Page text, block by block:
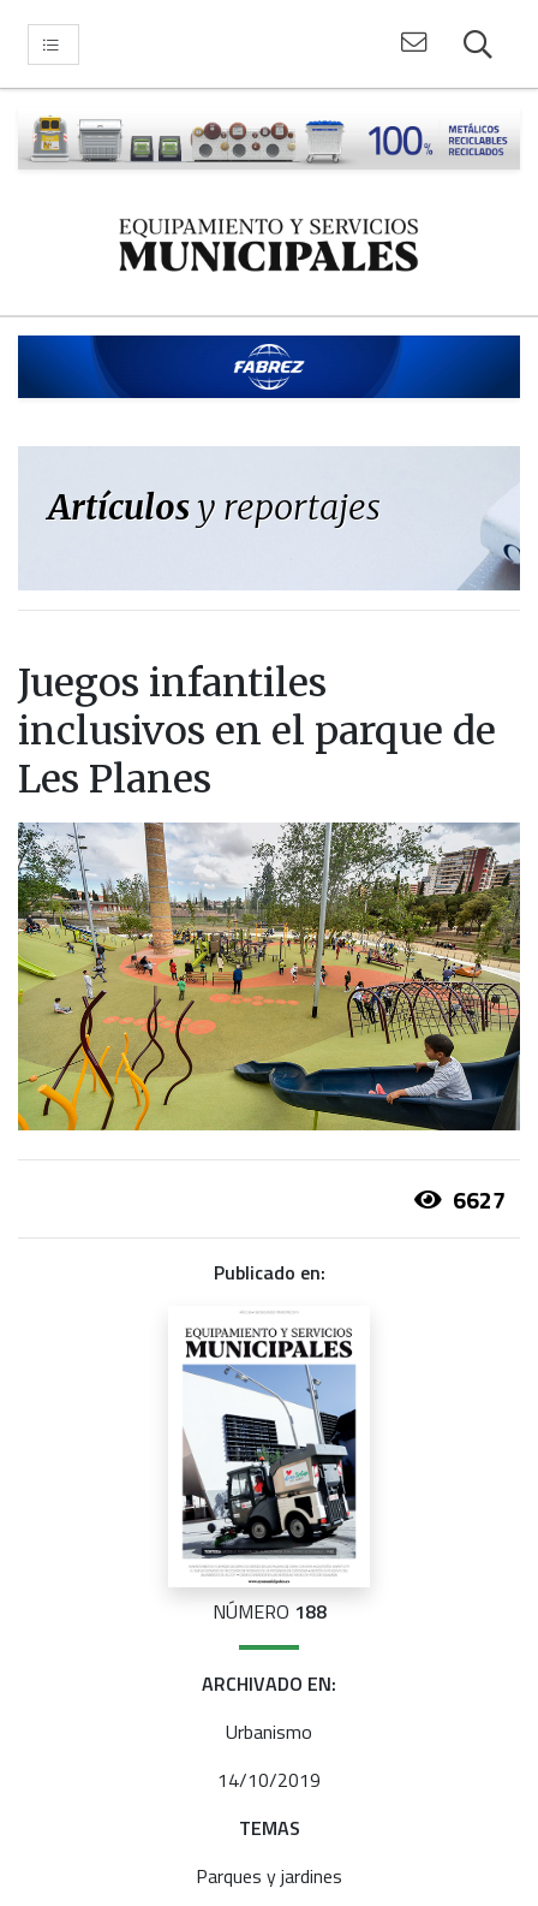
Artículosy reportajes
Juegos infantiles
inclusivos en el parque de
Les Planes
6627
Publicado en:
NÚMERO 188
ARCHIVADO EN:
Urbanismo
14/10/2019
TEMAS
Parques y jardines